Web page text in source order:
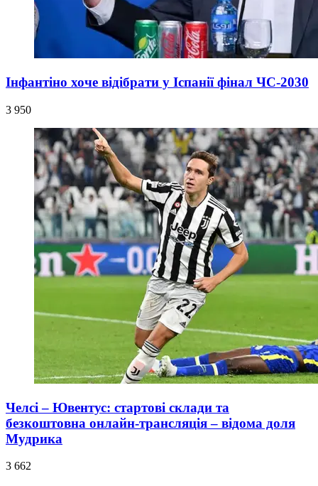
Інфантіно хоче відібрати у Іспанії фінал ЧС-2030
3 950
Челсі – Ювентус: стартові склади та
безкоштовна онлайн-трансляція – відома доля
Мудрика
3 662